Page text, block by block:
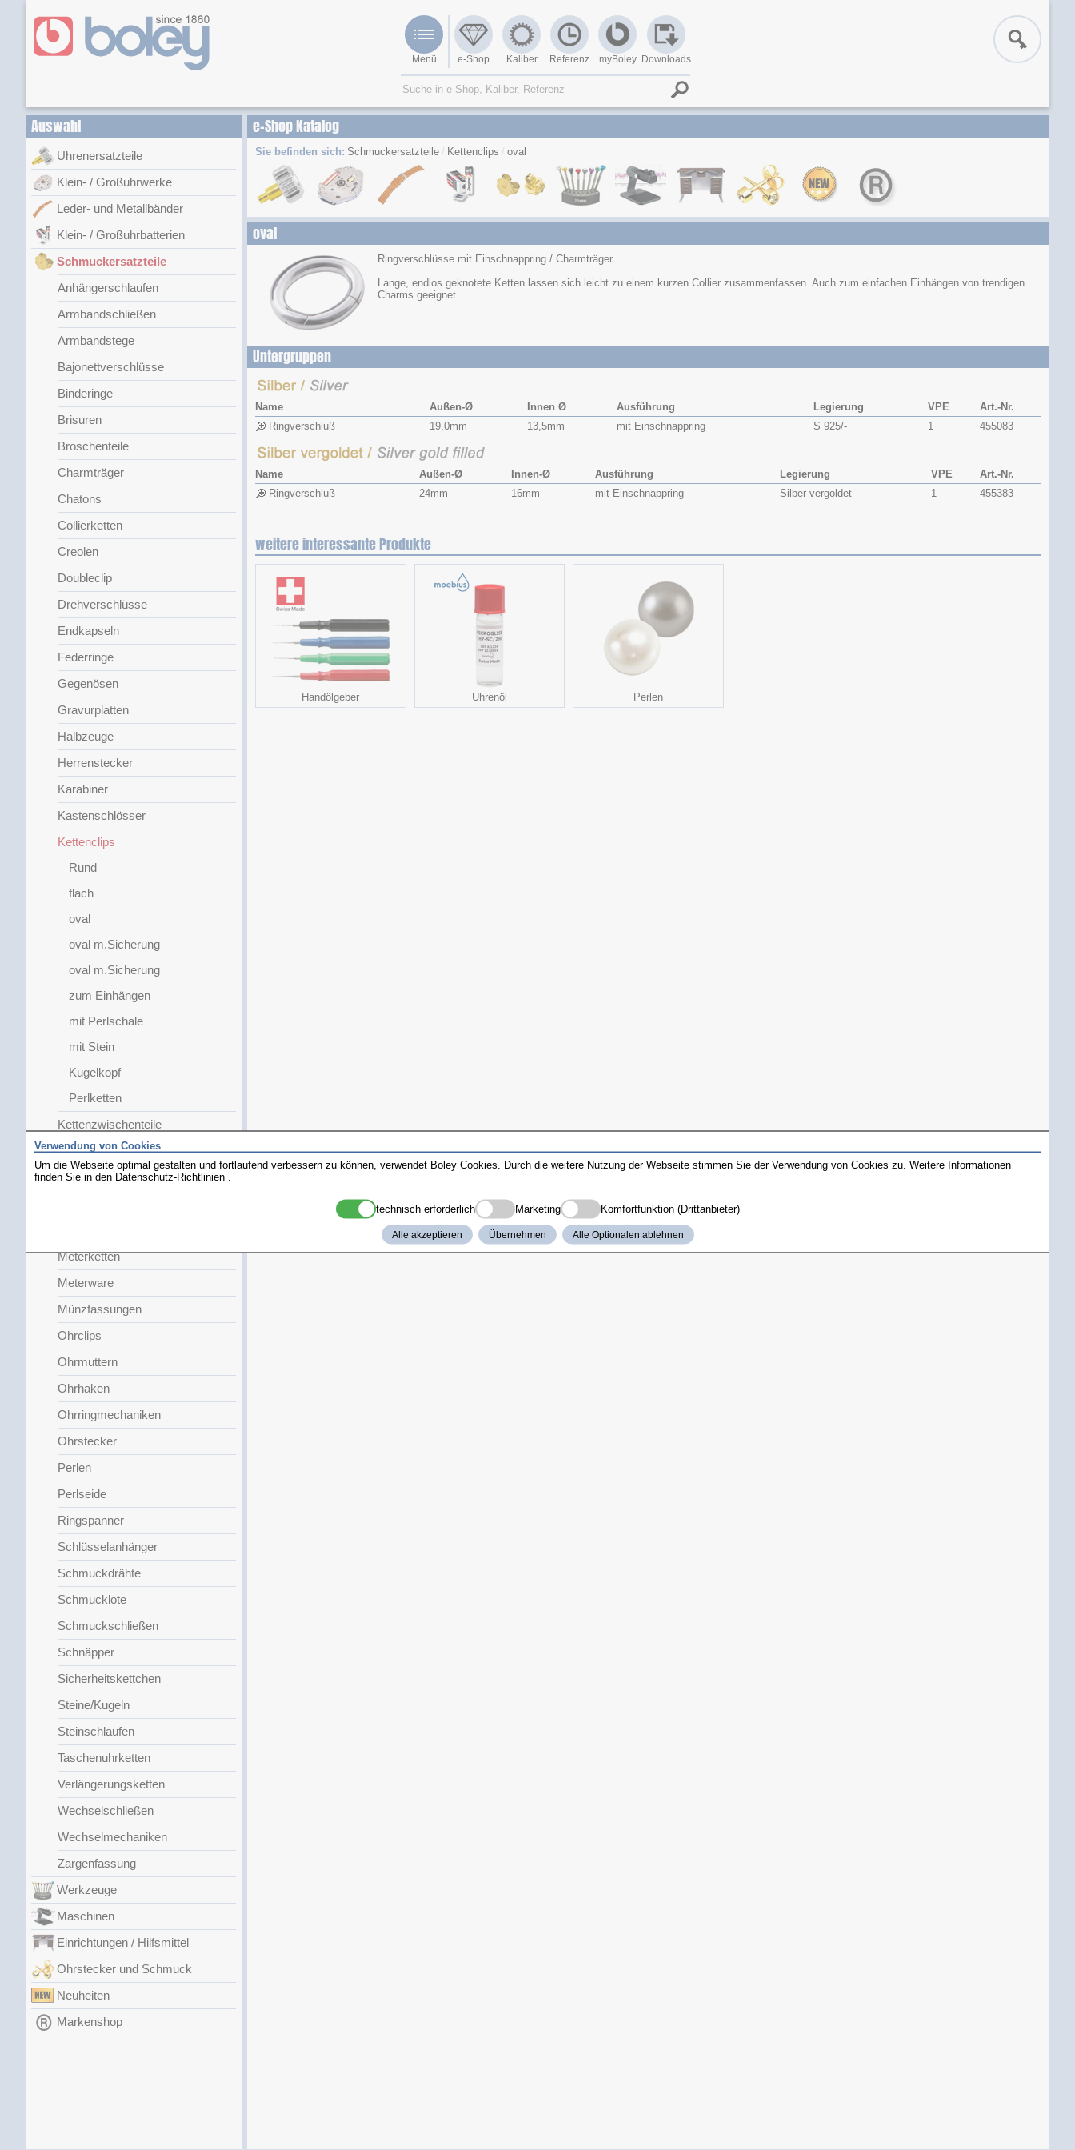
Menü e-Shop Kaliber Referenz myBoley Downloads
Auswahl
Uhrenersatzteile
Klein- / Großuhrwerke
Leder- und Metallbänder
Klein- / Großuhrbatterien
Schmuckersatzteile
Anhängerschlaufen
Armbandschließen
Armbandstege
Bajonettverschlüsse
Binderinge
Brisuren
Broschenteile
Charmträger
Chatons
Collierketten
Creolen
Doubleclip
Drehverschlüsse
Endkapseln
Federringe
Gegenösen
Gravurplatten
Halbzeuge
Herrenstecker
Karabiner
Kastenschlösser
Kettenclips
Rund
flach
oval
oval m.Sicherung
oval m.Sicherung
zum Einhängen
mit Perlschale
mit Stein
Kugelkopf
Perlketten
Kettenzwischenteile
Krawattenteile
Literatur
Meterketten
Meterware
Münzfassungen
Ohrclips
Ohrmuttern
Ohrhaken
Ohrringmechaniken
Ohrstecker
Perlen
Perlseide
Ringspanner
Schlüsselanhänger
Schmuckdrähte
Schmucklote
Schmuckschließen
Schnäpper
Sicherheitskettchen
Steine/Kugeln
Steinschlaufen
Taschenuhrketten
Verlängerungsketten
Wechselschließen
Wechselmechaniken
Zargenfassung
Werkzeuge
Maschinen
Einrichtungen / Hilfsmittel
Ohrstecker und Schmuck
Neuheiten
Markenshop
e-Shop Katalog
Sie befinden sich: Schmuckersatzteile Kettenclips oval
oval
Ringverschlüsse mit Einschnappring / Charmträger
Lange, endlos geknotete Ketten lassen sich leicht zu einem kurzen Collier zusammenfassen. Auch zum einfachen Einhängen von trendigen
Charms geeignet.
Untergruppen
Name Außen-Ø Innen Ø Ausführung Legierung VPE
Art.-Nr.
Ringverschluß
19,0mm 13,5mm mit Einschnappring S 925/- 1 455083
Name Außen-Ø Innen-Ø Ausführung Legierung VPE
Art.-Nr.
Ringverschluß
24mm 16mm mit Einschnappring Silber vergoldet 1 455383
weitere interessante Produkte
Handölgeber Uhrenöl Perlen
Verwendung von Cookies
Um die Webseite optimal gestalten und fortlaufend verbessern zu können, verwendet Boley Cookies. Durch die weitere Nutzung der Webseite stimmen Sie der Verwendung von Cookies zu. Weitere Informationen
finden Sie in den Datenschutz-Richtlinien
technisch erforderlich Marketing Komfortfunktion (Drittanbieter)
Alle akzeptieren Übernehmen Alle Optionalen ablehnen